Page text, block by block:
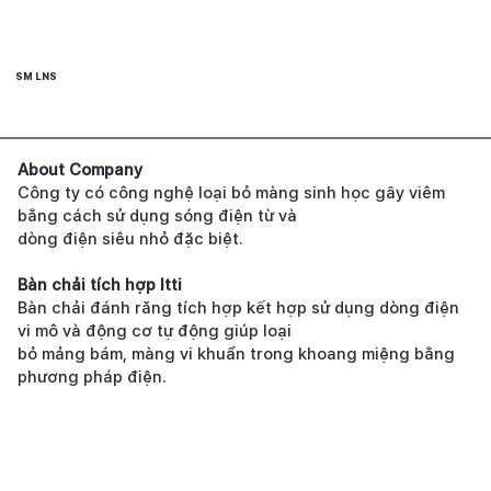
SM LNS
About Company
Công ty có công nghệ loại bỏ màng sinh học gây viêm
bằng cách sử dụng sóng điện từ và
dòng điện siêu nhỏ đặc biệt.
Bàn chải tích hợp Itti
Bàn chải đánh răng tích hợp kết hợp sử dụng dòng điện
vi mô và động cơ tự động giúp loại
bỏ mảng bám, màng vi khuẩn trong khoang miệng bằng
phương pháp điện.